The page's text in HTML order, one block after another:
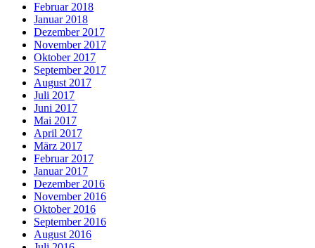
Februar 2018
Januar 2018
Dezember 2017
November 2017
Oktober 2017
September 2017
August 2017
Juli 2017
Juni 2017
Mai 2017
April 2017
März 2017
Februar 2017
Januar 2017
Dezember 2016
November 2016
Oktober 2016
September 2016
August 2016